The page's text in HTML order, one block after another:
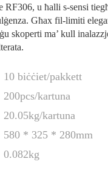
RF306, u ħalli s-sensi
Għax fil-limiti
skoperti ma’ kull
10 biċċiet/pakkett
200pcs/kartuna
20.05kg/kartuna
580 * 325 * 280mm
0.082kg